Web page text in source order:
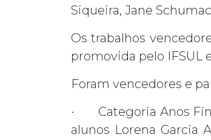
Siqueira, Jane
Os trabalhos
promovida pelo IFSUL
Foram vencedores e
· Categoria Anos
alunos Lorena Garcia